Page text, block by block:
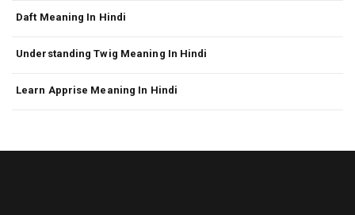
Daft Meaning In Hindi
Understanding Twig Meaning In Hindi
Learn Apprise Meaning In Hindi